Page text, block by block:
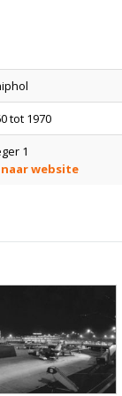
tot 1970
1
naar website